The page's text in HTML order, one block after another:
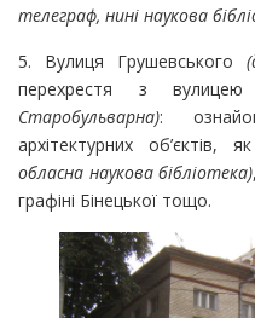
телеграф, нині наукова
5. Вулиця Грушевського
перехрестя з
Старобульварна):
архітектурних об’єктів,
обласна наукова бібліотека)
графіні Бінецької тощо.